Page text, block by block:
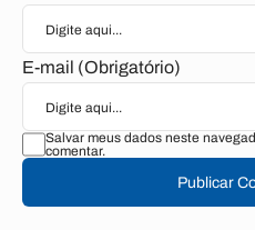
E-mail (Obrigatório)
Salvar meus dados neste
comentar.
Publicar